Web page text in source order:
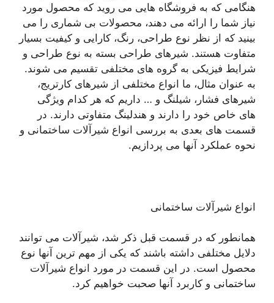
هنگامی که به فروشگاه هایی می روید که محصول مورد
نیاز شما را ارائه می دهند، محصولات بی شماری را می
بینید که از نظر نوع طراحی، رنگ، کارایی و کیفیت بسیار
متفاوت هستند. شیرهای طراحی بسته به نوع طراحی و
شرایط فیزیکی به گروه های مختلفی تقسیم می شوند.
به عنوان مثال، ما انواع مختلفی از شیرهای کارتریج،
شیرهای فشار، شیلنگ و … داریم که هر کدام ویژگی
های خاص خود را دارند و هندلینگ متفاوتی دارند. در
قسمت های بعدی به بررسی انواع شیرآلات ساختمانی و
نحوه عملکرد آنها می پردازیم.
انواع شیرآلات ساختمانی
همانطور که در قسمت قبل ذکر شد، شیرآلات می توانند
دلایل مختلفی داشته باشند که یکی از مهم ترین آنها نوع
محصول است. در این قسمت در مورد انواع شیرآلات
ساختمانی و کاربرد آنها صحبت خواهیم کرد.